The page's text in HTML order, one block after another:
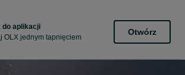
do aplikacji
OLX jednym tapnięciem
Otwórz